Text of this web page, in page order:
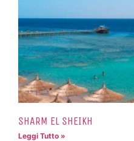
SHARM EL SHEIKH
Leggi Tutto »